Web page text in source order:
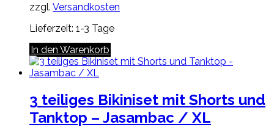
zzgl. Versandkosten
Lieferzeit: 1-3 Tage
In den Warenkorb
3 teiliges Bikiniset mit Shorts und
Tanktop – Jasambac / XL